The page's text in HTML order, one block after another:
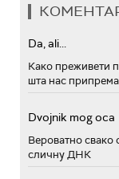
Da, ali...
Како преживети
шта нас
Dvojnik mog oca
Вероватно свако
сличну ДНК